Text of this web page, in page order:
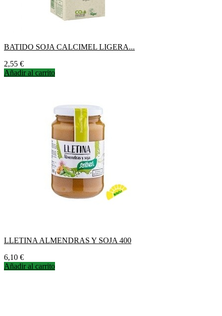
BATIDO SOJA CALCIMEL LIGERA...
Precio
2,55 €
Añadir al carrito
LLETINA ALMENDRAS Y SOJA 400
Precio
6,10 €
Añadir al carrito